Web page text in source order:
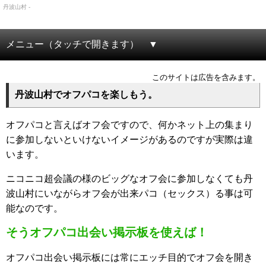
丹波山村 -
メニュー（タッチで開きます）
このサイトは広告を含みます。
丹波山村でオフパコを楽しもう。
オフパコと言えばオフ会ですので、何かネット上の集まり
に参加しないといけないイメージがあるのですが実際は違
います。
ニコニコ超会議の様のビッグなオフ会に参加しなくても丹
波山村にいながらオフ会が出来パコ（セックス）る事は可
能なのです。
そうオフパコ出会い掲示板を使えば！
オフパコ出会い掲示板には常にエッチ目的でオフ会を開き